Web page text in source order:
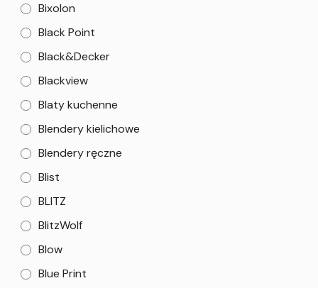
Bixolon
Black Point
Black&Decker
Blackview
Blaty kuchenne
Blendery kielichowe
Blendery ręczne
Blist
BLITZ
BlitzWolf
Blow
Blue Print